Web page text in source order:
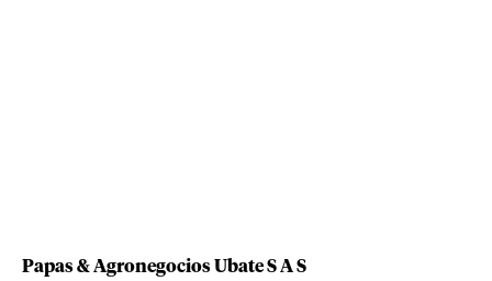
Papas & Agronegocios Ubate S A S